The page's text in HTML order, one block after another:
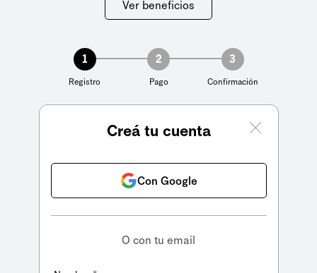
Ver beneficios
1
Registro
2
Pago
3
Confirmación
Creá tu cuenta
Con Google
O con tu email